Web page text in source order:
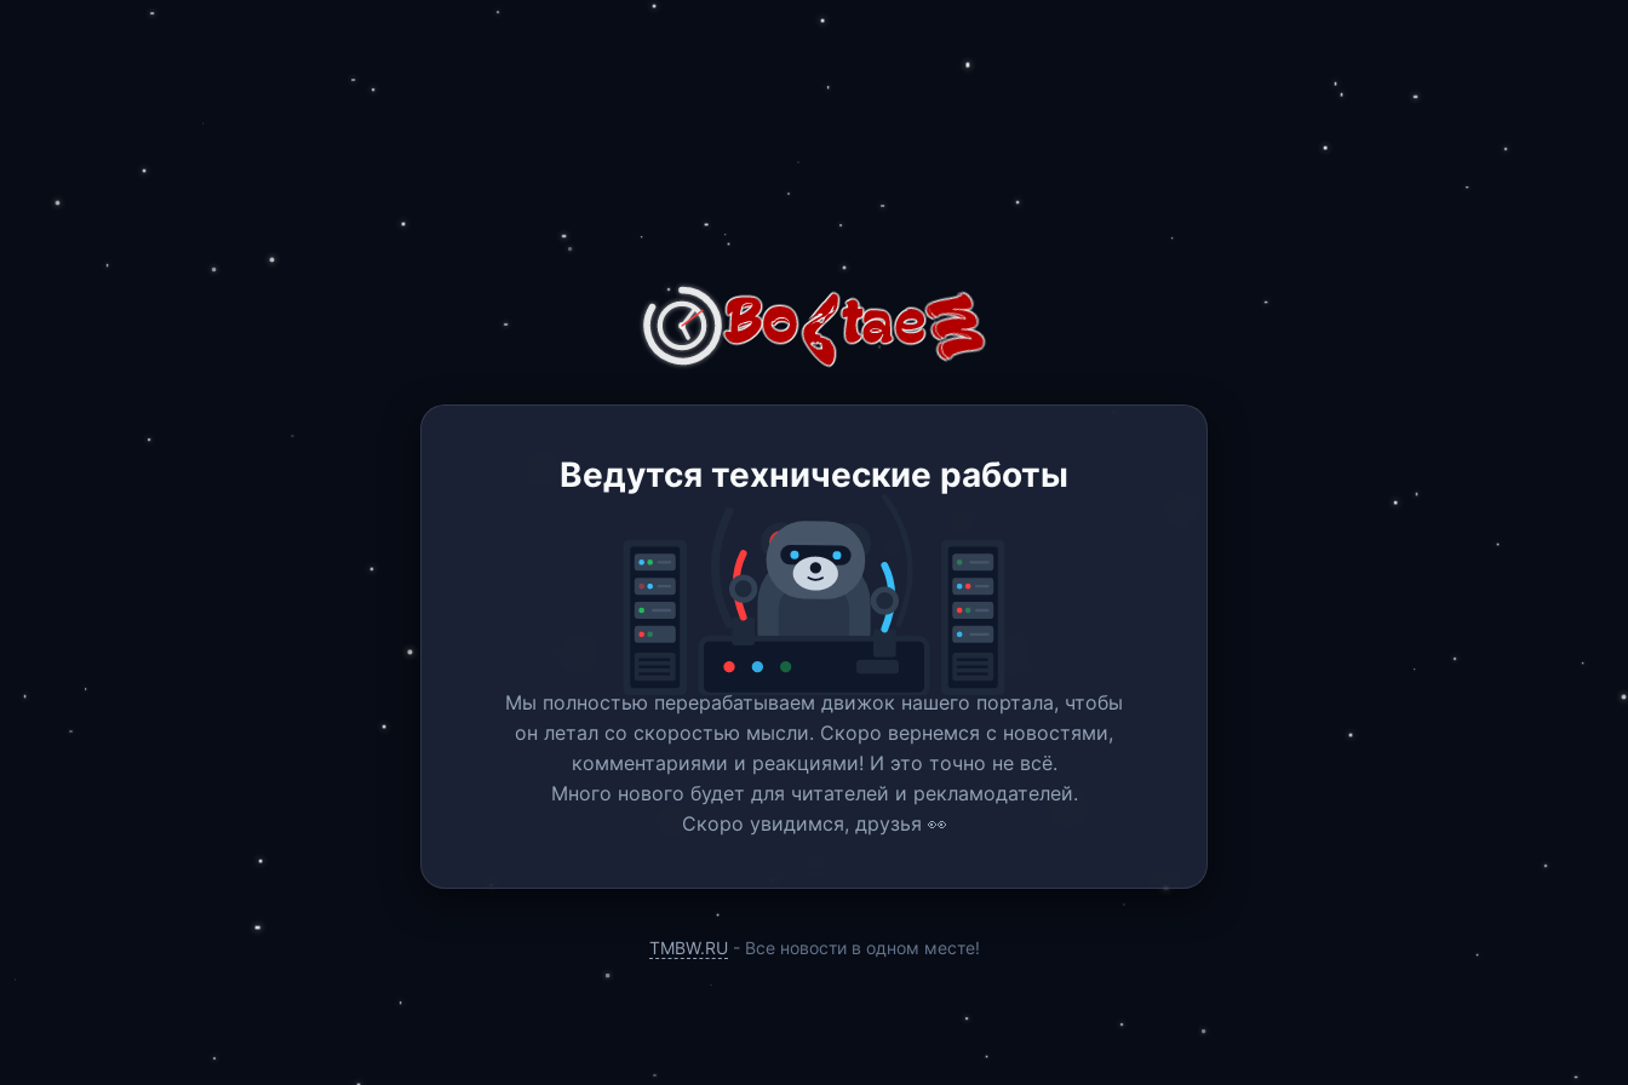
Ведутся технические работы
Мы полностью перерабатываем движок нашего портала, чтобы
он летал со скоростью мысли. Скоро вернемся c новостями,
комментариями и реакциями! И это точно не всё.
Много нового будет для читателей и рекламодателей.
Скоро увидимся, друзья 👀
TMBW.RU - Все новости в одном месте!